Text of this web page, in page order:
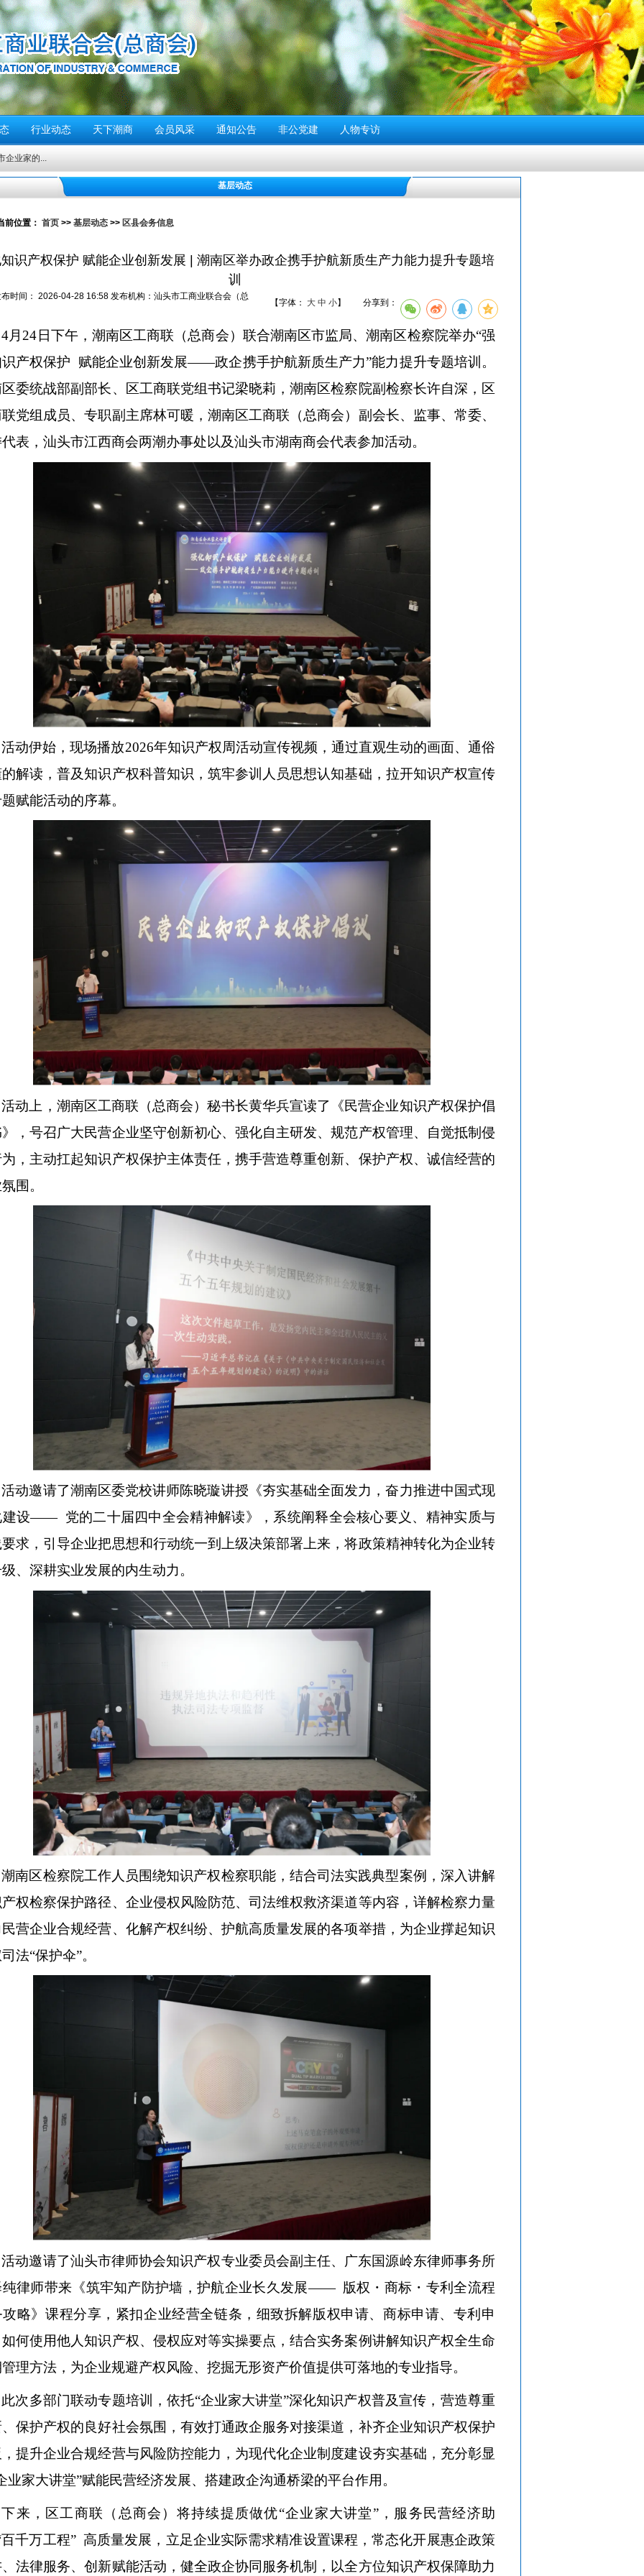
行业动态 天下潮商 会员风采 通知公告 非公党建 人物专访
”
我们应该...
基层动态
前位置： 首页 >> 基层动态 >> 区县会务信息
识产权保护 赋能企业创新发展 | 潮南区举办政企携手护航新质生产力能力提升专题培
训
时间： 2026-04-28 16:58 发布机构： 汕头市工商业联合会（总
【字体： 大 中 小】 分享到：
4月24日下午，潮南区工商联（总商会）联合潮南区市监局、潮南区检察院举办“强
产权保护 赋能企业创新发展——政企携手护航新质生产力”能力提升专题培训。
委统战部副部长、区工商联党组书记梁晓莉，潮南区检察院副检察长许自深，区
党组成员、专职副主席林可暖，潮南区工商联（总商会）副会长、监事、常委、
表，汕头市江西商会两潮办事处以及汕头市湖南商会代表参加活动。
活动伊始，现场播放2026年知识产权周活动宣传视频，通过直观生动的画面、通俗
解读，普及知识产权科普知识，筑牢参训人员思想认知基础，拉开知识产权宣传
赋能活动的序幕。
活动上，潮南区工商联（总商会）秘书长黄华兵宣读了《民营企业知识产权保护倡
，号召广大民营企业坚守创新初心、强化自主研发、规范产权管理、自觉抵制侵
，主动扛起知识产权保护主体责任，携手营造尊重创新、保护产权、诚信经营的
围。
活动邀请了潮南区委党校讲师陈晓璇讲授《夯实基础全面发力，奋力推进中国式现
设—— 党的二十届四中全会精神解读》，系统阐释全会核心要义、精神实质与
求，引导企业把思想和行动统一到上级决策部署上来，将政策精神转化为企业转
、深耕实业发展的内生动力。
潮南区检察院工作人员围绕知识产权检察职能，结合司法实践典型案例，深入讲解
权检察保护路径、企业侵权风险防范、司法维权救济渠道等内容，详解检察力量
营企业合规经营、化解产权纠纷、护航高质量发展的各项举措，为企业撑起知识
法“保护伞”。
活动邀请了汕头市律师协会知识产权专业委员会副主任、 广东国源岭东律师事务所
律师带来《筑牢知产防护墙，护航企业长久发展—— 版权・商标・专利全流程
略》课程分享，紧扣企业经营全链条，细致拆解版权申请、商标申请、专利申
何使用他人知识产权、侵权应对等实操要点，结合实务案例讲解知识产权全生命
理方法，为企业规避产权风险、挖掘无形资产价值提供可落地的专业指导。
此次多部门联动专题培训，依托“企业家大讲堂”深化知识产权普及宣传，营造尊重
保护产权的良好社会氛围，有效打通政企服务对接渠道，补齐企业知识产权保护
提升企业合规经营与风险防控能力，为现代化企业制度建设夯实基础，充分彰显
业家大讲堂”赋能民营经济发展、搭建政企沟通桥梁的平台作用。
下来，区工商联（总商会）将持续提质做优“企业家大讲堂”，服务民营经济助
千万工程” 高质量发展，立足企业实际需求精准设置课程，常态化开展惠企政策
法律服务、创新赋能活动，健全政企协同服务机制，以全方位知识产权保障助力